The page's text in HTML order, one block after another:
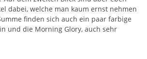
dabei, welche man kaum ernst nehmen
finden sich auch ein paar farbige
und die Morning Glory, auch sehr
Posten besteht im Wesentlichen